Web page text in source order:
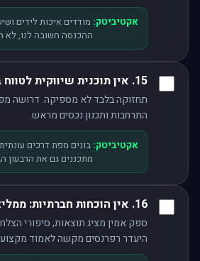
אקטיביטק: מודדים איכות לידים
ההכנסה חשובה לנו, לא
15. אין תוכנית שיווקית לטווח בינוני-ארוך
תחזוקה בלבד לא מספיקה. דרושה
התרחבות ותכנון נכסים מראש.
אקטיביטק: בונים מפת דרכים
מתכננים גם את הרבעון
16. אין הוכחות חברתיות: ממליצים או מקרי בוחן
ספק אמין מציג תוצאות, סיפורי
היעדר רפרנסים מקשה לאמוד